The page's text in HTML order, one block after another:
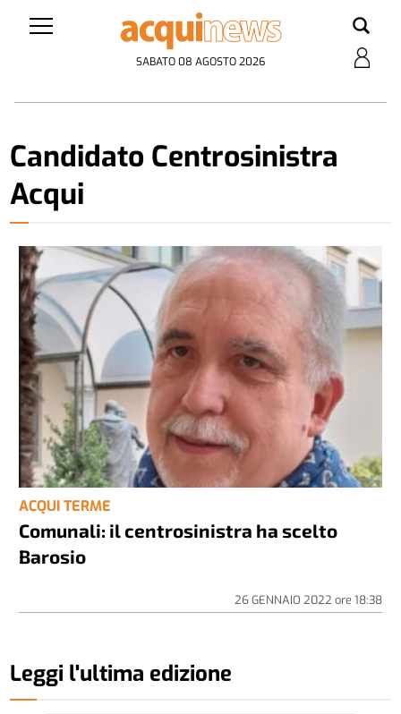
SABATO 08 AGOSTO 2026
Candidato Centrosinistra
Acqui
ACQUI TERME
Comunali: il centrosinistra ha scelto
Barosio
26 GENNAIO 2022 ore 18:38
Leggi l'ultima edizione